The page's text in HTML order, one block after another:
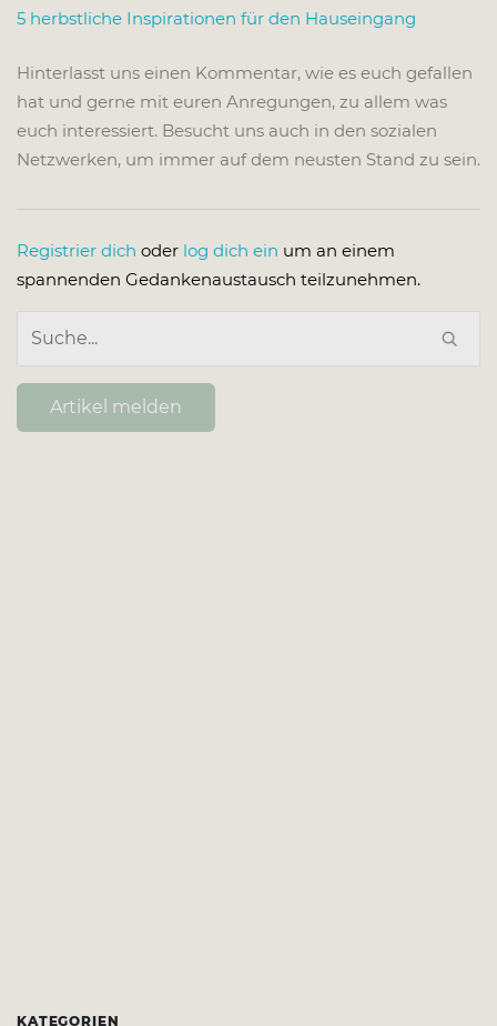
5 herbstliche Inspirationen für den Hauseingang
Hinterlasst uns einen Kommentar, wie es euch gefallen
hat und gerne mit euren Anregungen, zu allem was
euch interessiert. Besucht uns auch in den sozialen
Netzwerken, um immer auf dem neusten Stand zu sein.
Registrier dich oder log dich ein um an einem
spannenden Gedankenaustausch teilzunehmen.
Artikel melden
KATEGORIEN